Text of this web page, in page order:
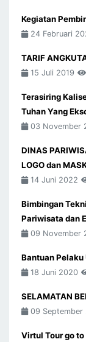
Kegiatan
24 Februari
TARIF
15 Juli 2019
Terasiring
Tuhan Yang
03 November
DINAS
LOGO dan
14 Juni 2022
Bimbingan
Pariwisata dan
09 November
Bantuan
18 Juni 2020
SELAMATAN
09 September
Virtul Tour go